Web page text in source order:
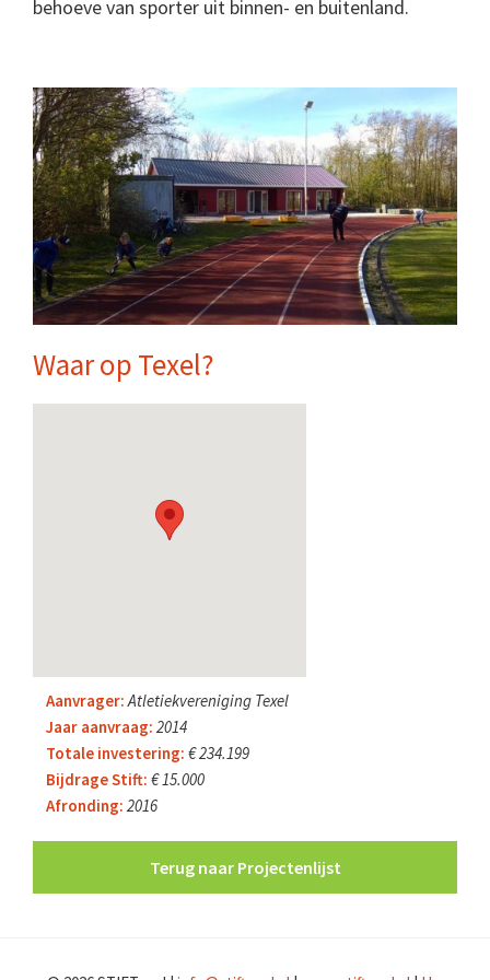
behoeve van sporter uit binnen- en buitenland.
Waar op Texel?
Aanvrager: Atletiekvereniging Texel
Jaar aanvraag: 2014
Totale investering: € 234.199
Bijdrage Stift: € 15.000
Afronding: 2016